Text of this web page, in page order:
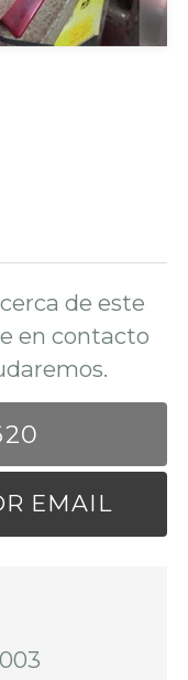
de este
en contacto
EMAIL